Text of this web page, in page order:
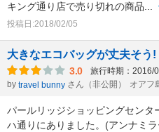
キング通り店で売り切れの商品
投稿日:2018/02/05
大きなエコバッグが丈夫そう!
3.0 旅行時期：2016/
by travel bunny さん（非公開） オアフ
パールリッジショッピングセンタ
ハ通りにありました。(アンナミ